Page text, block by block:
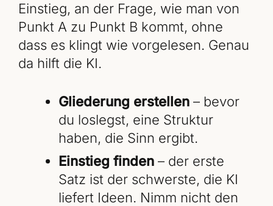
Einstieg, an der Frage, wie man von
Punkt A zu Punkt B kommt, ohne
dass es klingt wie vorgelesen. Genau
da hilft die KI.
Gliederung erstellen – bevor
du loslegst, eine Struktur
haben, die Sinn ergibt.
Einstieg finden – der erste
Satz ist der schwerste, die KI
liefert Ideen. Nimm nicht den